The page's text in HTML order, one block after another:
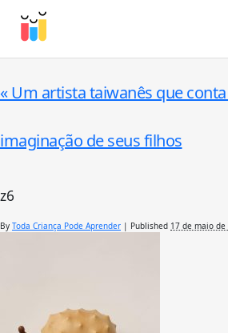
«Um artista taiwanês que
imaginação de seus filhos
z6
By Toda Criança Pode Aprender | Published 17 de maio de